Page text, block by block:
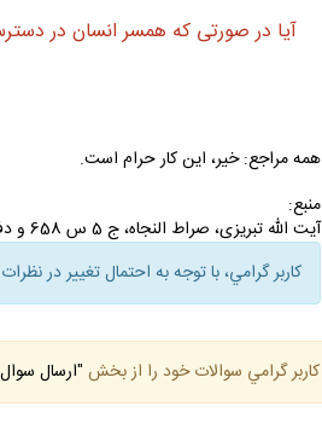
آيا در صورتى كه همسر انسان در
همه مراجع: خير، اين كار حرام است.
منبع:
آيت الله تبريزى، صراط النجاه، ج 5 س 658 و دفتر همه مراجع.
كاربر گرامي، با توجه به احتمال تغيير در
كاربر گرامي سوالات خود را از بخش "ارسال